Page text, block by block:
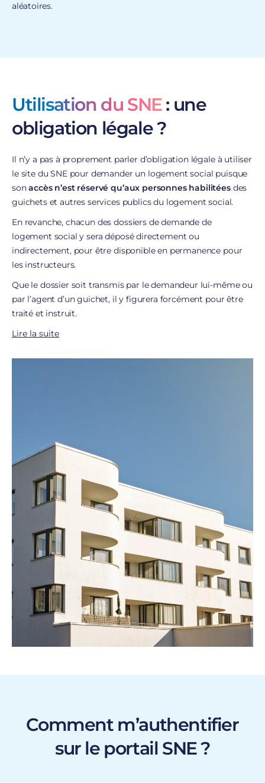
aléatoires.
Utilisation du SNE: une
obligation légale ?
Il n’y a pas à proprement parler d’obligation légale à utiliser
le site du SNE pour demander un logement social puisque
sonaccès n’est réservé qu’aux personnes habilitées des
guichets et autres services publics du logement social.
En revanche, chacun des dossiers de demande de
logement social y sera déposé directement ou
indirectement, pour être disponible en permanence pour
les instructeurs.
Que le dossier soit transmis par le demandeur lui-même ou
par l’agent d’un guichet, il y figurera forcément pour être
traité et instruit.
C’est la raison d’être de la plateforme du SNE et celle de la
le but du SNE est d’attester la
transmises aux différents acteurs
et d’assurer une égalité des chances aux demandeurs.
Le système permet donc un traitement plus rapide, plus
efficace, plus juste et plus sécurisé des informations grâce
à une gestion partagée des demandes au niveau national.
Lire la suite
Comment m’authentifier
sur le portail SNE ?